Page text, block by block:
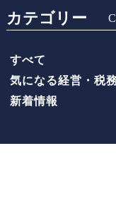
カテゴリー
すべて
気になる経営・税
新着情報